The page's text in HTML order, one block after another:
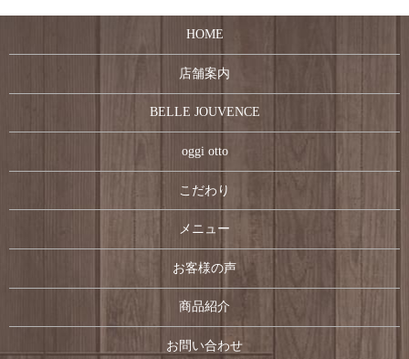
HOME
店舗案内
BELLE JOUVENCE
oggi otto
こだわり
メニュー
お客様の声
商品紹介
お問い合わせ